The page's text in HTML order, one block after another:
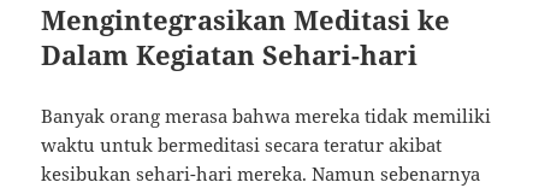
Mengintegrasikan Meditasi ke
Dalam Kegiatan Sehari-hari
Banyak orang merasa bahwa mereka tidak memiliki
waktu untuk bermeditasi secara teratur akibat
kesibukan sehari-hari mereka. Namun sebenarnya